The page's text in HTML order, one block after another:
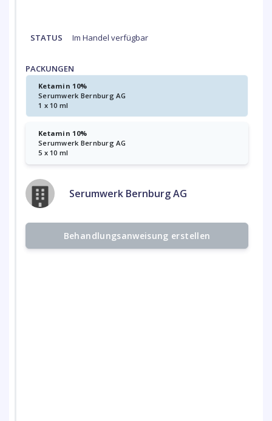
STATUS Im Handel verfügbar
PACKUNGEN
Ketamin 10%
Serumwerk Bernburg AG
1 x 10 ml
Ketamin 10%
Serumwerk Bernburg AG
5 x 10 ml
Serumwerk Bernburg AG
Behandlungsanweisung erstellen